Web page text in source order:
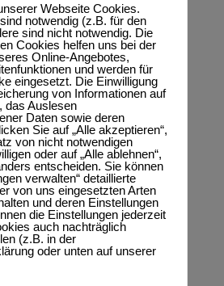
Webseite Cookies.
notwendig (z.B. für den
sind nicht notwendig. Die
Cookies helfen uns bei der
Online-Angebotes,
und werden für
eingesetzt. Die Einwilligung
von Informationen auf
das Auslesen
Daten sowie deren
Sie auf „Alle akzeptieren“,
von nicht notwendigen
oder auf „Alle ablehnen“,
entscheiden. Sie können
verwalten“ detaillierte
von uns eingesetzten Arten
und deren Einstellungen
die Einstellungen jederzeit
auch nachträglich
(z.B. in der
oder unten auf unserer